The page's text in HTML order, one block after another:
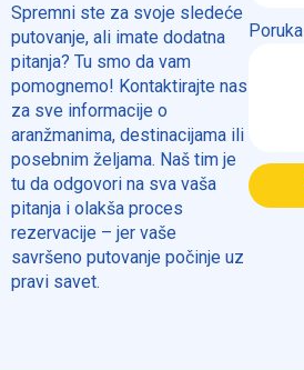
Spremni ste za svoje sledeće
putovanje, ali imate dodatna
pitanja? Tu smo da vam
pomognemo! Kontaktirajte nas
za sve informacije o
aranžmanima, destinacijama ili
posebnim željama. Naš tim je
tu da odgovori na sva vaša
pitanja i olakša proces
rezervacije – jer vaše
savršeno putovanje počinje uz
pravi savet.
Poruka